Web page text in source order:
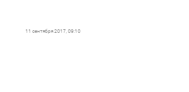
11 сентября 2017, 09:10